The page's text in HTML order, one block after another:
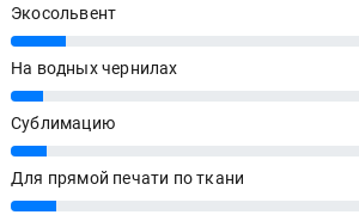
Экосольвент
12%
На водных чернилах
7%
Сублимацию
8%
Для прямой печати по ткани
10%